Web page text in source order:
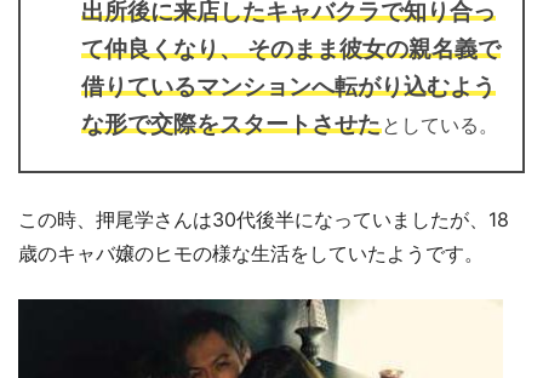
出所後に来店したキャバクラで知り合っ
て仲良くなり、 そのまま彼女の親名義で
借りているマンションへ転がり込むよう
な形で交際をスタートさせたとしている。
この時、押尾学さんは30代後半になっていましたが、18
歳のキャバ嬢のヒモの様な生活をしていたようです。